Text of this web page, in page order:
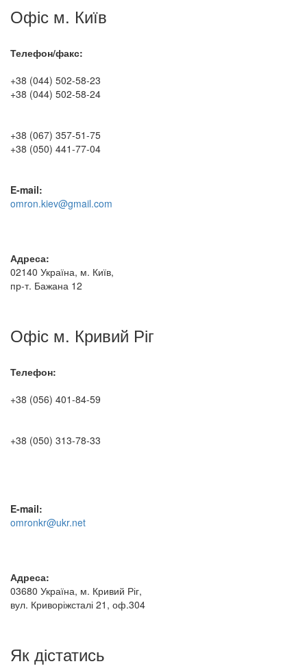
Офіс м. Київ
Телефон/факс:
+38 (044) 502-58-23
+38 (044) 502-58-24
+38 (067) 357-51-75
+38 (050) 441-77-04
E-mail:
omron.kiev@gmail.com
Адреса:
02140 Україна, м. Київ,
пр-т. Бажана 12
Офіс м. Кривий Ріг
Телефон:
+38 (056) 401-84-59
+38 (050) 313-78-33
E-mail:
omronkr@ukr.net
Адреса:
03680 Україна, м. Кривий Ріг,
вул. Криворіжсталі 21, оф.304
Як дістатись